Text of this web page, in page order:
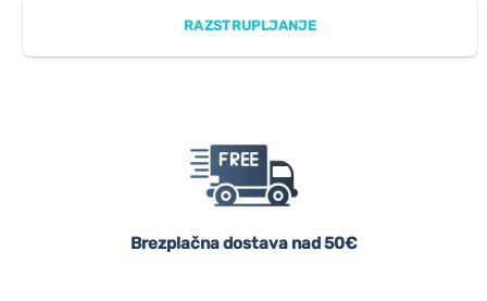
RAZSTRUPLJANJE
Brezplačna dostava nad 50€